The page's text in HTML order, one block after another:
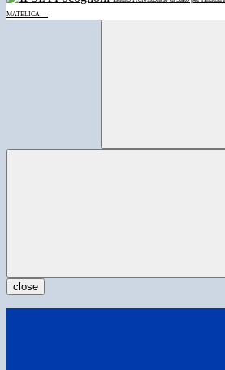
MATELICA
close